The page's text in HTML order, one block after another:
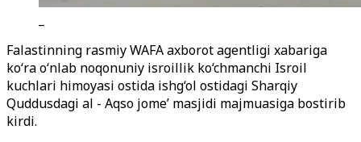
Falastinning rasmiy WAFA axborot agentligi xabariga
ko‘ra o‘nlab noqonuniy isroillik ko‘chmanchi Isroil
kuchlari himoyasi ostida ishg‘ol ostidagi Sharqiy
Quddusdagi al - Aqso jome’ masjidi majmuasiga bostirib
kirdi.